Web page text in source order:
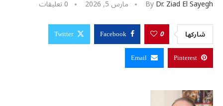
ByDr. Ziad El Sayegh مارس 5, 2026 0 تعليقات
شاركها 0
Facebook
Twitter
Pinterest
Email